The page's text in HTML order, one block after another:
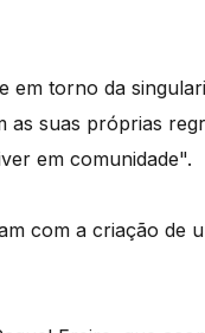
em torno da
as suas próprias
em comunidade".
com a criação de